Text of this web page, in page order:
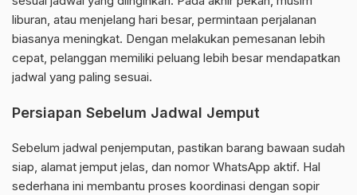
liburan, atau menjelang hari besar, permintaan perjalanan
biasanya meningkat. Dengan melakukan pemesanan lebih
cepat, pelanggan memiliki peluang lebih besar mendapatkan
jadwal yang paling sesuai.
Persiapan Sebelum Jadwal Jemput
Sebelum jadwal penjemputan, pastikan barang bawaan sudah
siap, alamat jemput jelas, dan nomor WhatsApp aktif. Hal
sederhana ini membantu proses koordinasi dengan sopir